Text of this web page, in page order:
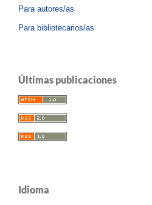
Para autores/as
Para bibliotecarios/as
Últimas publicaciones
Idioma